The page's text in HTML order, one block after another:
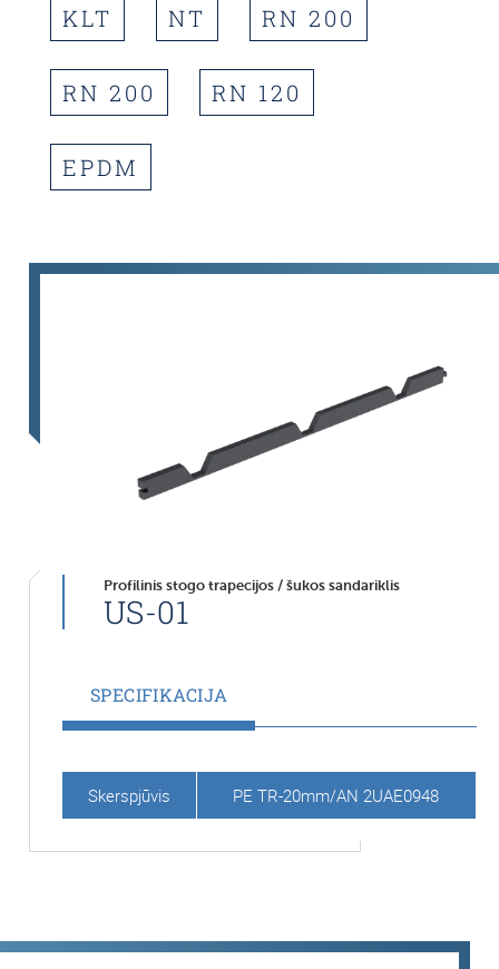
KLT NT RN 200
RN 200 RN 120
EPDM
Profilinis stogo trapecijos / šukos sandariklis
US-01
SPECIFIKACIJA
Skerspjūvis PE TR-20mm/AN 2UAE0948